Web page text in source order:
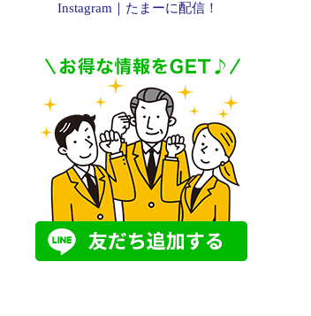
Instagram｜たまーに配信！